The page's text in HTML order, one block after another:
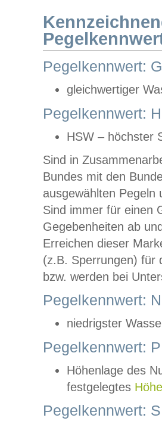
Pegelkennwert:
gleichwertiger
Pegelkennwert:
HSW – höchster
Sind in
Bundes mit den
ausgewählten
Sind immer für einen
Gegebenheiten ab
Erreichen dieser
(z.B. Sperrungen) für
bzw. werden bei
Pegelkennwert:
niedrigster
Pegelkennwert:
Höhenlage des
festgelegtes
Pegelkennwert: